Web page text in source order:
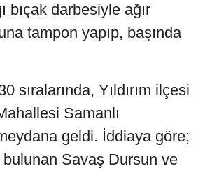
bıçak darbesiyle ağır
tampon yapıp, başında
sıralarında, Yıldırım ilçesi
Samanlı
geldi. İddiaya göre;
bulunan Savaş Dursun ve